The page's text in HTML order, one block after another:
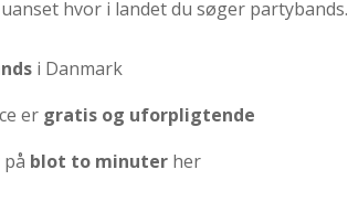
hvor i landet du søger partybands.
i Danmark
er gratis og uforpligtende
blot to minuter her